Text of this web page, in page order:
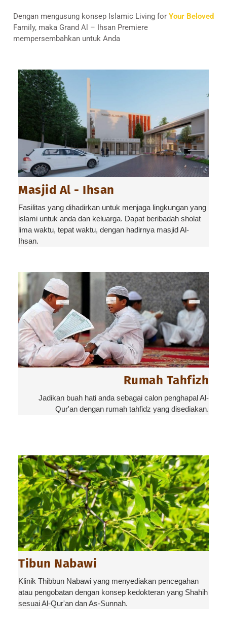
Dengan mengusung konsep Islamic Living for Your Beloved
Family, maka Grand Al – Ihsan Premiere
mempersembahkan untuk Anda
Masjid Al - Ihsan
Fasilitas yang dihadirkan untuk menjaga lingkungan yang
islami untuk anda dan keluarga. Dapat beribadah sholat
lima waktu, tepat waktu, dengan hadirnya masjid Al-
Ihsan.
Rumah Tahfizh
Jadikan buah hati anda sebagai calon penghapal Al-
Qur'an dengan rumah tahfidz yang disediakan.
Tibun Nabawi
Klinik Thibbun Nabawi yang menyediakan pencegahan
atau pengobatan dengan konsep kedokteran yang Shahih
sesuai Al-Qur'an dan As-Sunnah.